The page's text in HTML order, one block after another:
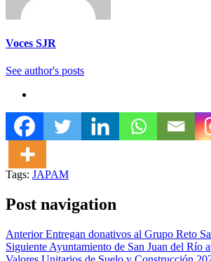
Voces SJR
See author's posts
Tags: JAPAM
Post navigation
AnteriorEntregan donativos al Grupo Reto
Siguiente Ayuntamiento de San Juan del Río